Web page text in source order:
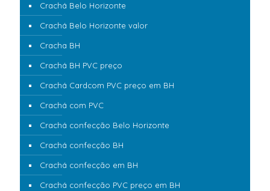
Crachá Belo Horizonte
Crachá Belo Horizonte valor
Cracha BH
Crachá BH PVC preço
Crachá Cardcom PVC preço em BH
Crachá com PVC
Crachá confecção Belo Horizonte
Crachá confecção BH
Crachá confecção em BH
Crachá confecção PVC preço em BH